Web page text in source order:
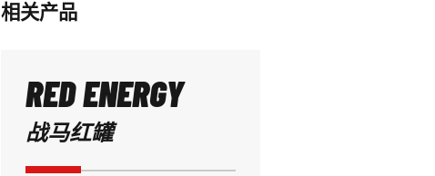
相关产品
RED ENERGY
战马红罐